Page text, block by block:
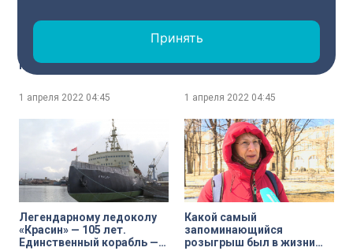
Кулинария в эпоху Петра I.
приборы появились в
обиходе в начале XVIII
1 апреля 2022 04:45
Полезный завтрак. Салат
1 апреля 2022 04:45
Легендарному ледоколу
«Красин» — 105 лет.
Единственный корабль —
Какой самый
запоминающийся
розыгрыш был в жизни
Принять